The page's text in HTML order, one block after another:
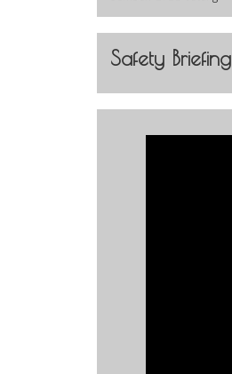
Safety Briefing